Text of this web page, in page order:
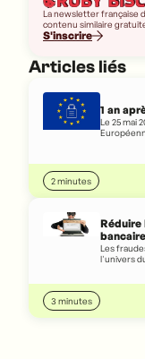
Articles liés
1 an
Le 25 mai
plus
les
2 minutes
Réduire
Les
l'univers
3 minutes
La newsletter française
contenu similaire
S'inscrire